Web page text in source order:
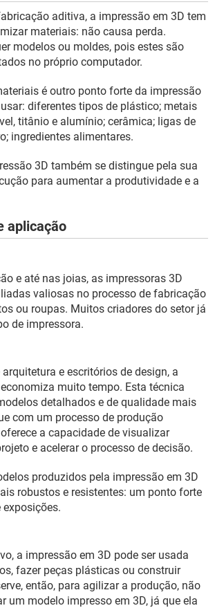
aditiva, a impressão em 3D tem
materiais: não causa perda.
modelos ou moldes, pois estes são
no próprio computador.
é outro ponto forte da impressão
diferentes tipos de plástico; metais
titânio e alumínio; cerâmica; ligas de
ingredientes alimentares.
3D também se distingue pela sua
para aumentar a produtividade e a
aplicação
e até nas joias, as impressoras 3D
valiosas no processo de fabricação
ou roupas. Muitos criadores do setor já
de impressora.
e escritórios de design, a
muito tempo. Esta técnica
detalhados e de qualidade mais
com um processo de produção
a capacidade de visualizar
e acelerar o processo de decisão.
produzidos pela impressão em 3D
robustos e resistentes: um ponto forte
a impressão em 3D pode ser usada
fazer peças plásticas ou construir
então, para agilizar a produção, não
um modelo impresso em 3D, já que ela